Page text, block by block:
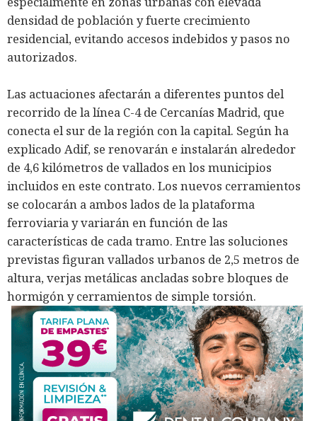
densidad de población y fuerte crecimiento
residencial, evitando accesos indebidos y pasos no
autorizados.
Las actuaciones afectarán a diferentes puntos del
recorrido de la línea C-4 de Cercanías Madrid, que
conecta el sur de la región con la capital. Según ha
explicado Adif, se renovarán e instalarán alrededor
de 4,6 kilómetros de vallados en los municipios
incluidos en este contrato. Los nuevos cerramientos
se colocarán a ambos lados de la plataforma
ferroviaria y variarán en función de las
características de cada tramo. Entre las soluciones
previstas figuran vallados urbanos de 2,5 metros de
altura, verjas metálicas ancladas sobre bloques de
hormigón y cerramientos de simple torsión.